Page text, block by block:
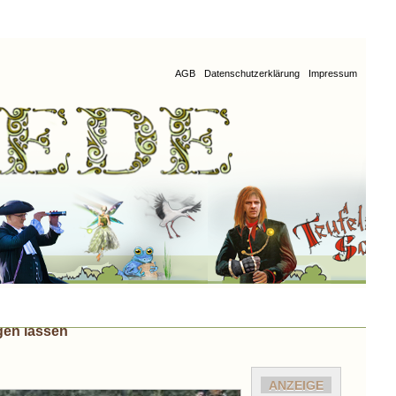
Impressum
Datenschutzerklärung
AGB
lassen
ANZEIGE